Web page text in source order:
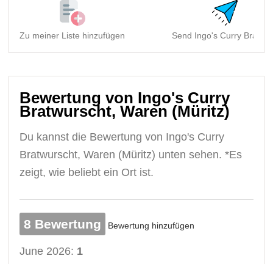
Zu meiner Liste hinzufügen Send Ingo's Curry
Bewertung von Ingo's Curry
Bratwurscht, Waren (Müritz)
Du kannst die Bewertung von Ingo's Curry
Bratwurscht, Waren (Müritz) unten sehen. *Es
zeigt, wie beliebt ein Ort ist.
8 Bewertung Bewertung hinzufügen
June 2026: 1